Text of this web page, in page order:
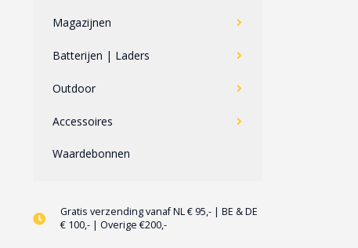
Magazijnen
Batterijen | Laders
Outdoor
Accessoires
Waardebonnen
Gratis verzending vanaf NL € 95,- | BE & DE
€ 100,- | Overige €200,-